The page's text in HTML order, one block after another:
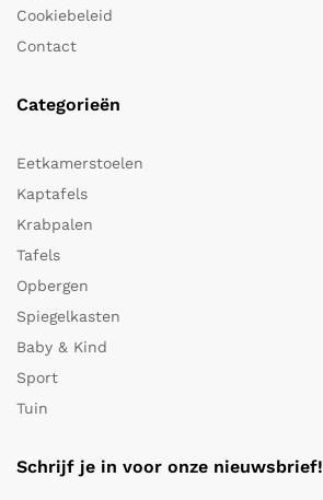
Cookiebeleid
Contact
Categorieën
Eetkamerstoelen
Kaptafels
Krabpalen
Tafels
Opbergen
Spiegelkasten
Baby & Kind
Sport
Tuin
Schrijf je in voor onze nieuwsbrief!